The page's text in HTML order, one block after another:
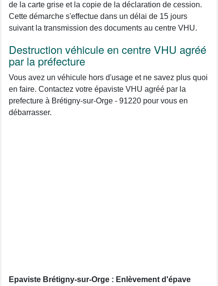
de la carte grise et la copie de la déclaration de cession.
Cette démarche s'effectue dans un délai de 15 jours
suivant la transmission des documents au centre VHU.
Destruction véhicule en centre VHU agréé
par la préfecture
Vous avez un véhicule hors d'usage et ne savez plus quoi
en faire. Contactez votre épaviste VHU agréé par la
prefecture à Brétigny-sur-Orge - 91220 pour vous en
débarrasser.
Epaviste Brétigny-sur-Orge : Enlèvement d'épave